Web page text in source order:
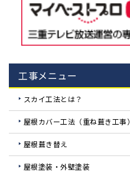
工事メニュー
スカイ工法とは？
屋根カバー工法（重ね葺き工事）
屋根葺き替え
屋根塗装・外壁塗装